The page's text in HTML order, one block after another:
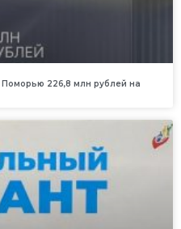
226,8 млн рублей на